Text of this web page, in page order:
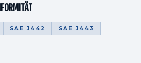
SAE J442 SAE J443